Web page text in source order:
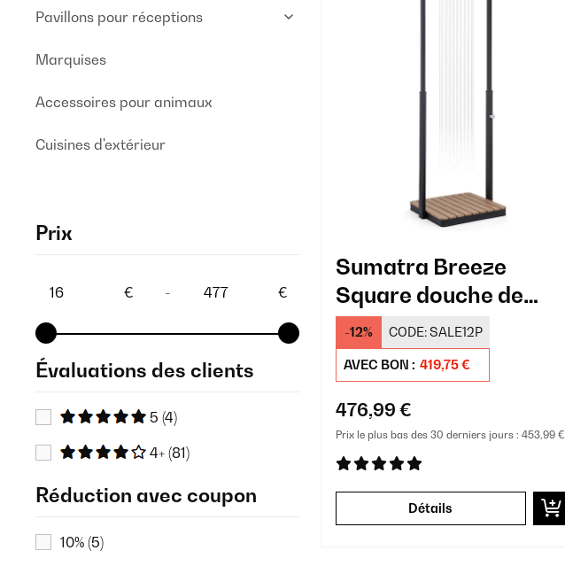
Pavillons pour réceptions
Marquises
Accessoires pour animaux
Cuisines d'extérieur
Prix
€ - €
Évaluations des clients
5 (4)
4+ (81)
Réduction avec coupon
10% (5)
Sumatra Breeze
Square douche de
jardin
-12% CODE:SALE12P
AVEC BON : 419,75 €
476,99 €
Prix le plus bas des 30 derniers jours : 453,99 €
Détails